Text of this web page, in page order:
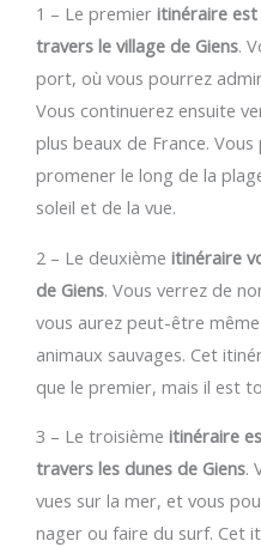
1 – Le premier itinéraire est
travers le village de Giens.
port, où vous pourrez
Vous continuerez ensuite
plus beaux de France.
promener le long de la
soleil et de la vue.
2 – Le deuxième itinéraire
de Giens. Vous verrez de
vous aurez peut-être
animaux sauvages. Cet
que le premier, mais il est
3 – Le troisième itinéraire
travers les dunes de Giens.
vues sur la mer, et vous
nager ou faire du surf. Cet